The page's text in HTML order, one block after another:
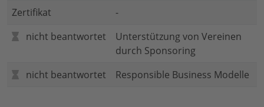
Zertifikat
-
nicht beantwortet
Unterstützung von Vereinen
durch Sponsoring
nicht beantwortet
Responsible Business Modelle